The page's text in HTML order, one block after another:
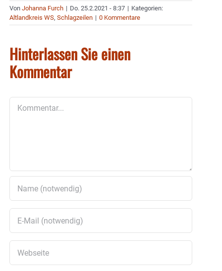
Von Johanna Furch | Do. 25.2.2021 - 8:37 | Kategorien:
Altlandkreis WS, Schlagzeilen | 0 Kommentare
Hinterlassen Sie einen
Kommentar